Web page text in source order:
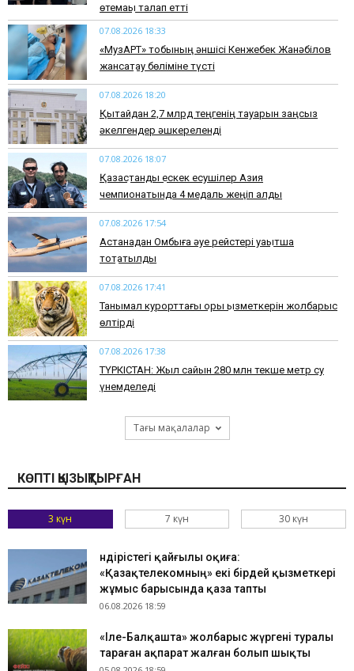
өтемақы талап етті
07.08.2026 18:33
«МузАРТ» тобының әншісі Кенжебек Жанәбілов
жансақтау бөліміне түсті
07.08.2026 18:20
Қытайдан 2,7 млрд теңгенің тауарын заңсыз
әкелгендер әшкереленді
07.08.2026 18:07
Қазақстандық ескек есушілер Азия
чемпионатында 4 медаль жеңіп алды
07.08.2026 17:54
Астанадан Омбыға әуе рейстері уақытша
тоқтатылды
07.08.2026 17:41
​Танымал курорттағы қорық қызметкерін жолбарыс
өлтірді
07.08.2026 17:38
ТҮРКІСТАН: Жыл сайын 280 млн текше метр су
үнемделеді
Тағы мақалалар
КӨПТІ ҚЫЗЫҚТЫРҒАН
3 күн 7 күн 30 күн
Өндірістегі қайғылы оқиға:
«Қазақтелекомның» екі бірдей қызметкері
жұмыс барысында қаза тапты
06.08.2026 18:59
«Іле-Балқашта» жолбарыс жүргені туралы
тараған ақпарат жалған болып шықты